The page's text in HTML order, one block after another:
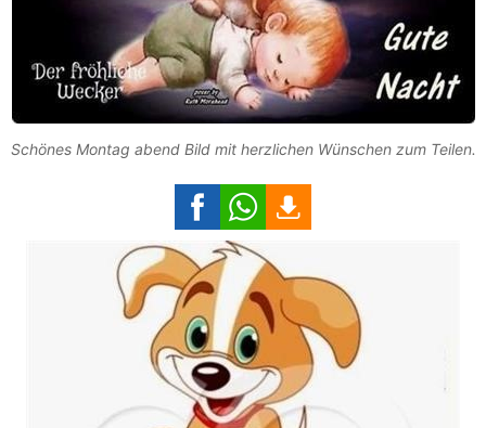
Schönes Montag abend Bild mit herzlichen Wünschen zum Teilen.